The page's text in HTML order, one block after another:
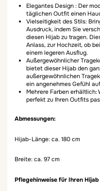
Elegantes Design : Der
täglichen Outfit einen
Vielseitigkeit des Stils:
Ausdruck, indem Sie
diesen Hijab zu tragen.
Anlass, zur Hochzeit, ob
einem legeren Ausflug.
Außergewöhnlicher
bietet dieser Hijab den
außergewöhnlichen
ein angenehmes Gefühl
Mehrere Farben erhältlich:
perfekt zu Ihren Outfits
Abmessungen:
Hijab-Länge: ca. 180 cm
Breite: ca. 97 cm
Pflegehinweise für Ihren Hijab